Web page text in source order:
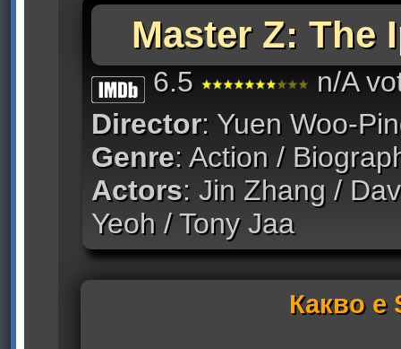
Master Z: The
6.5
n/A
Director: Yuen Woo-
Genre: Action /
Actors: Jin Zhang /
Yeoh / Tony Jaa
Какво е